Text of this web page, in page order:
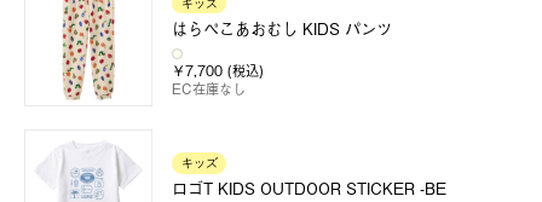
キッズ
はらぺこあおむし KIDS パンツ
￥7,700 (税込)
EC在庫なし
キッズ
ロゴT KIDS OUTDOOR STICKER -BE